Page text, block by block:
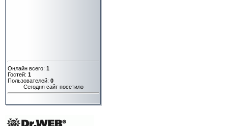
Онлайн всего: 1
Гостей: 1
Пользователей: 0
Сегодня сайт посетило